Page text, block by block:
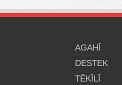
AGAHÎ
DESTEK
TÊKÎLÎ